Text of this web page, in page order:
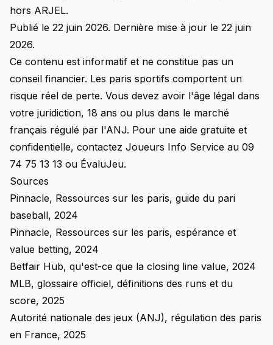
hors ARJEL.
Publié le 22 juin 2026. Dernière mise à jour le 22 juin
2026.
Ce contenu est informatif et ne constitue pas un
conseil financier. Les paris sportifs comportent un
risque réel de perte. Vous devez avoir l'âge légal dans
votre juridiction, 18 ans ou plus dans le marché
français régulé par l'ANJ. Pour une aide gratuite et
confidentielle, contactez Joueurs Info Service au 09
74 75 13 13 ou ÉvaluJeu.
Sources
Pinnacle, Ressources sur les paris, guide du pari
baseball, 2024
Pinnacle, Ressources sur les paris, espérance et
value betting, 2024
Betfair Hub, qu'est-ce que la closing line value, 2024
MLB, glossaire officiel, définitions des runs et du
score, 2025
Autorité nationale des jeux (ANJ), régulation des paris
en France, 2025